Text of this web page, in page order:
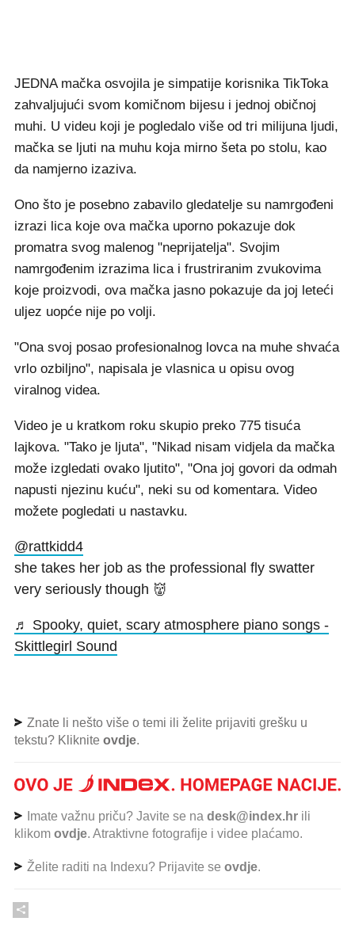
JEDNA mačka osvojila je simpatije korisnika TikToka
zahvaljujući svom komičnom bijesu i jednoj običnoj
muhi. U videu koji je pogledalo više od tri milijuna ljudi,
mačka se ljuti na muhu koja mirno šeta po stolu, kao
da namjerno izaziva.
Ono što je posebno zabavilo gledatelje su namrgođeni
izrazi lica koje ova mačka uporno pokazuje dok
promatra svog malenog "neprijatelja". Svojim
namrgođenim izrazima lica i frustriranim zvukovima
koje proizvodi, ova mačka jasno pokazuje da joj leteći
uljez uopće nije po volji.
"Ona svoj posao profesionalnog lovca na muhe shvaća
vrlo ozbiljno", napisala je vlasnica u opisu ovog
viralnog videa.
Video je u kratkom roku skupio preko 775 tisuća
lajkova. "Tako je ljuta", "Nikad nisam vidjela da mačka
može izgledati ovako ljutito", "Ona joj govori da odmah
napusti njezinu kuću", neki su od komentara. Video
možete pogledati u nastavku.
@rattkidd4
she takes her job as the professional fly swatter
very seriously though 👹
♬ Spooky, quiet, scary atmosphere piano songs -
Skittlegirl Sound
Znate li nešto više o temi ili želite prijaviti grešku u
tekstu? Kliknite ovdje.
Imate važnu priču? Javite se na desk@index.hr ili
klikom ovdje. Atraktivne fotografije i videe plaćamo.
Želite raditi na Indexu? Prijavite se ovdje.